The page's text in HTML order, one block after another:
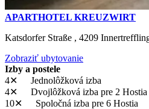
APARTHOTEL KREUZWIRT
Katsdorfer Straße , 4209
Zobraziť ubytovanie
Izby a postele
4✕
Jednolôžková izba
4✕
Dvojlôžková izba pre 2 Hostia
10✕
Spoločná izba pre 6 Hostia